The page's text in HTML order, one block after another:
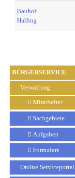
BÜRGERSERVICE
Verwaltung
Mitarbeiter
Sachgebiete
Aufgaben
Formulare
Online Serviceportal
Bauhof
Halfing